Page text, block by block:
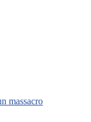
massacro